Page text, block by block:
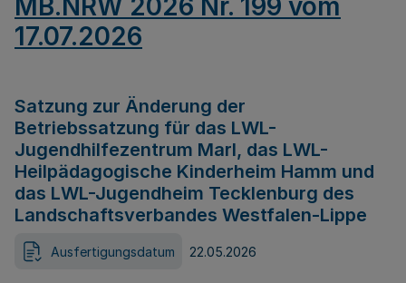
MB.NRW 2026 Nr. 199 vom
17.07.2026
Satzung zur Änderung der
Betriebssatzung für das LWL-
Jugendhilfezentrum Marl, das LWL-
Heilpädagogische Kinderheim Hamm und
das LWL-Jugendheim Tecklenburg des
Landschaftsverbandes Westfalen-Lippe
Ausfertigungsdatum 22.05.2026